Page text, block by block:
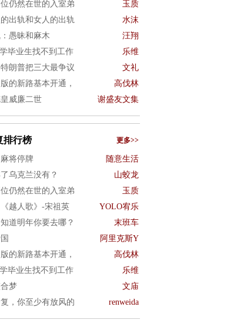
仍然在世的入室弟 玉质
出轨和女人的出轨 水沫
愚昧和麻木 汪翔
毕业生找不到工作 乐维
朗普把三大最争议 文礼
的新路基本开通， 高伐林
威廉二世 谢盛友文集
排行榜 更多>>
将停牌 随意生活
乌克兰没有？ 山蛟龙
仍然在世的入室弟 玉质
越人歌》-宋祖英 YOLO宥乐
道明年你要去哪？ 末班车
阿里克斯Y
的新路基本开通， 高伐林
毕业生找不到工作 乐维
梦 文庙
，你至少有放风的 renweida